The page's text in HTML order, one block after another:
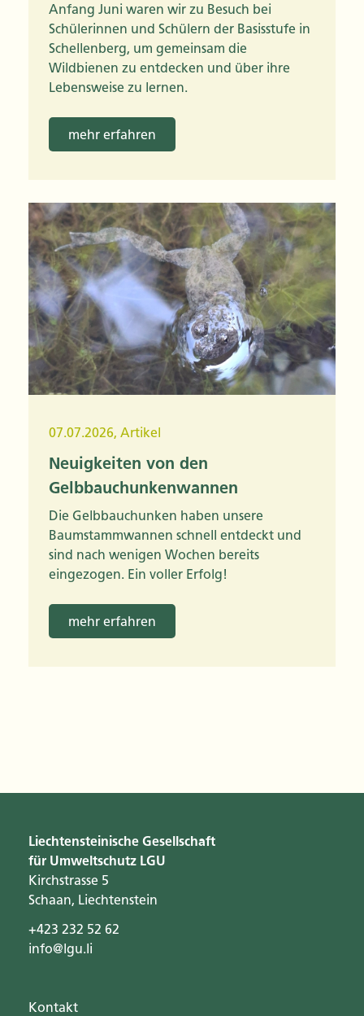
Anfang Juni waren wir zu Besuch bei
Schülerinnen und Schülern der Basisstufe in
Schellenberg, um gemeinsam die
Wildbienen zu entdecken und über ihre
Lebensweise zu lernen.
mehr erfahren
07.07.2026, Artikel
Neuigkeiten von den
Gelbbauchunkenwannen
Die Gelbbauchunken haben unsere
Baumstammwannen schnell entdeckt und
sind nach wenigen Wochen bereits
eingezogen. Ein voller Erfolg!
mehr erfahren
Liechtensteinische Gesellschaft
für Umweltschutz LGU
Kirchstrasse 5
Schaan, Liechtenstein
+423 232 52 62
info@lgu.li
Kontakt